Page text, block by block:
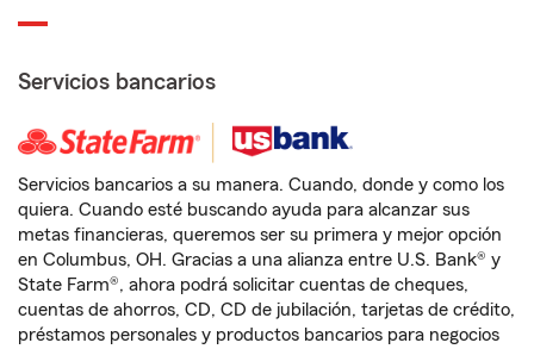
Servicios bancarios
Servicios bancarios a su manera. Cuando, donde y como los
quiera. Cuando esté buscando ayuda para alcanzar sus
metas financieras, queremos ser su primera y mejor opción
en Columbus, OH. Gracias a una alianza entre U.S. Bank® y
State Farm®, ahora podrá solicitar cuentas de cheques,
cuentas de ahorros, CD, CD de jubilación, tarjetas de crédito,
préstamos personales y productos bancarios para negocios